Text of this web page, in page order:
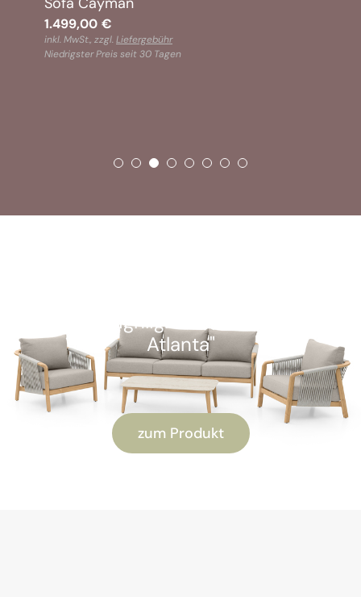
1.499,00 €
inkl. MwSt., zzgl.Liefergebühr
Niedrigster Preis seit 30 Tagen
Kunden-Highlight: "Alu Lounge-Set
Atlanta"
zum Produkt